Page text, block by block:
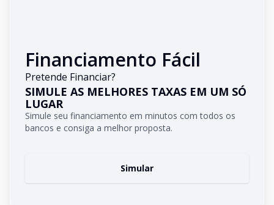
Financiamento Fácil
Pretende Financiar?
SIMULE AS MELHORES TAXAS EM UM SÓ
LUGAR
Simule seu financiamento em minutos com todos os
bancos e consiga a melhor proposta.
Simular